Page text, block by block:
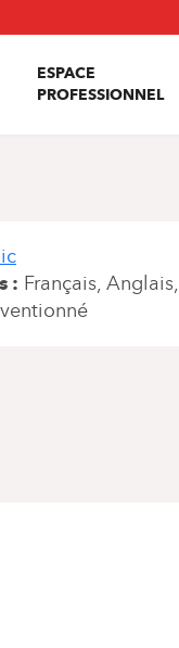
ESPACE
PROFESSIONNEL
Français Anglais